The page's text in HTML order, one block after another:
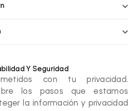
Y Seguridad
con tu privacidad.
los pasos que estamos
la información y privacidad